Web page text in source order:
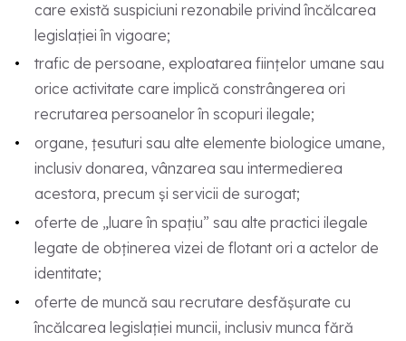
care există suspiciuni rezonabile privind încălcarea
legislației în vigoare;
trafic de persoane, exploatarea ființelor umane sau
orice activitate care implică constrângerea ori
recrutarea persoanelor în scopuri ilegale;
organe, țesuturi sau alte elemente biologice umane,
inclusiv donarea, vânzarea sau intermedierea
acestora, precum și servicii de surogat;
oferte de „luare în spațiu” sau alte practici ilegale
legate de obținerea vizei de flotant ori a actelor de
identitate;
oferte de muncă sau recrutare desfășurate cu
încălcarea legislației muncii, inclusiv munca fără